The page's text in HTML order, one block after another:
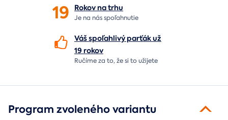
19 Rokov natrhu
Je na násspoľahnutie
Váš spoľahlivý parťák už
19 rokov
Ručíme za to,že si to užijete
Program zvoleného variantu